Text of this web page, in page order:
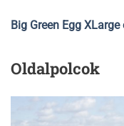
Big Green Egg
Oldalpolcok